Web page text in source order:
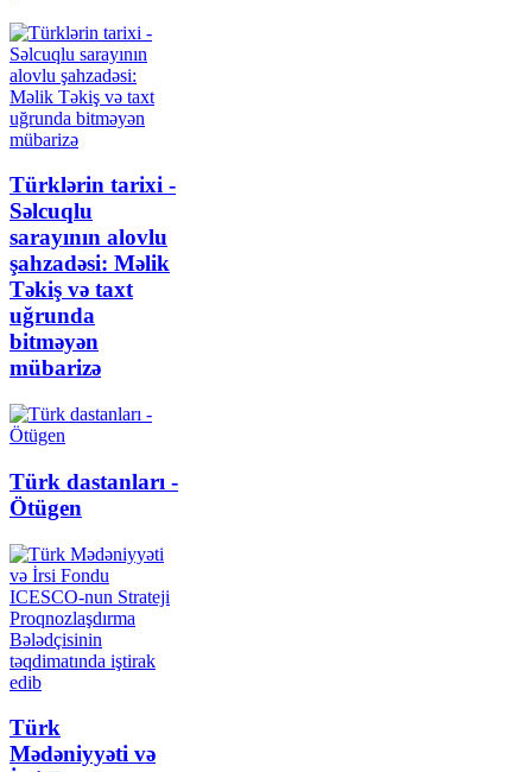
Türklərin tarixi -
Səlcuqlu
sarayının alovlu
şahzadəsi: Məlik
Təkiş və taxt
uğrunda
bitməyən
mübarizə
Türk dastanları -
Ötügen
Türk
Mədəniyyəti və